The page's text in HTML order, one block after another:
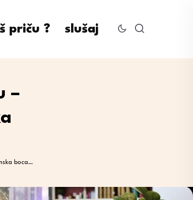
priču ? slušaj
–
boca…